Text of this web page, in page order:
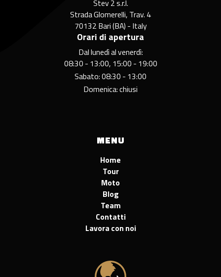
Stev 2 s.r.l.
Strada Glomerelli, Trav. 4
70132 Bari (BA) - Italy
Orari di apertura
Dal lunedì al venerdì:
08:30 - 13:00, 15:00 - 19:00
Sabato: 08:30 - 13:00
Domenica: chiusi
MENU
Home
Tour
Moto
Blog
Team
Contatti
Lavora con noi